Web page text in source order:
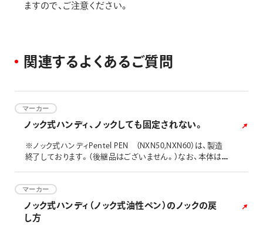
ますので、ご注意ください。
関 連する よ く ある ご質 問
マーカー
ノック式ハンディ、ノックしても固定されない。
※ノック式ハンディPentel PEN （NXN50,NXN60）は、製造
終了しております。（後継品はございません。）なお、本体は製
マーカー
ノック式ハンディ（ノック式油性ペン）のノックの戻
し方